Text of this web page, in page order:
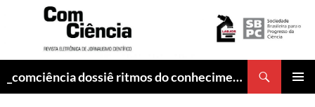
_comciência dossiê ritmos do conhecimento (set-2017)